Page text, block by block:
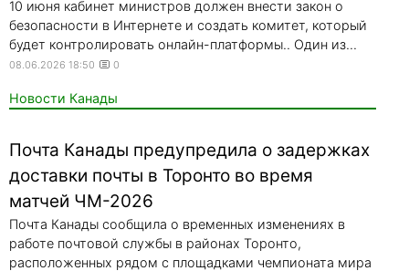
10 июня кабинет министров должен внести закон о
безопасности в Интернете и создать комитет, который
будет контролировать онлайн-платформы.. Один из...
08.06.2026 18:50 0
Новости Канады
Почта Канады предупредила о задержках
доставки почты в Торонто во время
матчей ЧМ-2026
Почта Канады сообщила о временных изменениях в
работе почтовой службы в районах Торонто,
расположенных рядом с площадками чемпионата мира